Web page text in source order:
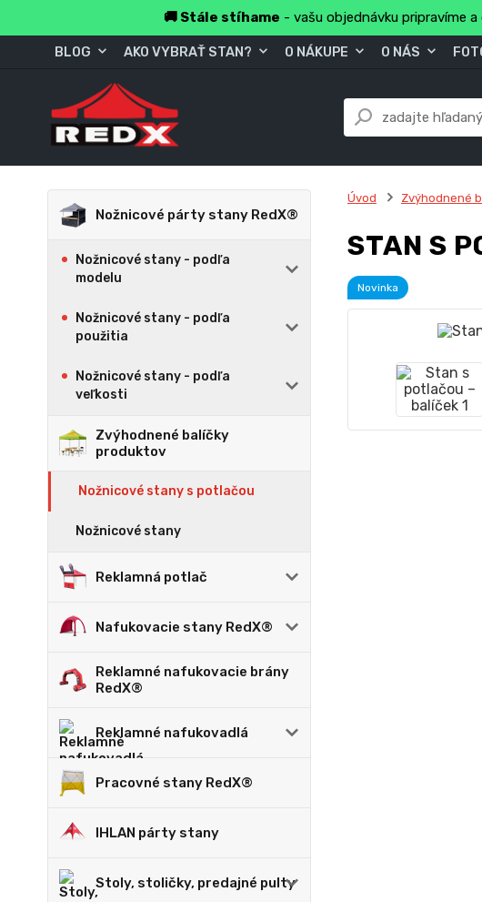
🚚 Stále stíhame - vašu objednávku pripravíme
BLOG AKO VYBRAŤ STAN? O NÁKUPE O NÁS
Nožnicové párty stany RedX®
Nožnicové stany - podľa
modelu
Nožnicové stany - podľa
použitia
Nožnicové stany - podľa
veľkosti
Zvýhodnené balíčky
produktov
Nožnicové stany s potlačou
Nožnicové stany
Reklamná potlač
Nafukovacie stany RedX®
Reklamné nafukovacie brány
RedX®
Reklamné nafukovadlá
Pracovné stany RedX®
IHLAN párty stany
Stoly, stoličky, predajné pulty
Úvod Zvýhodnené
STAN S
Novinka